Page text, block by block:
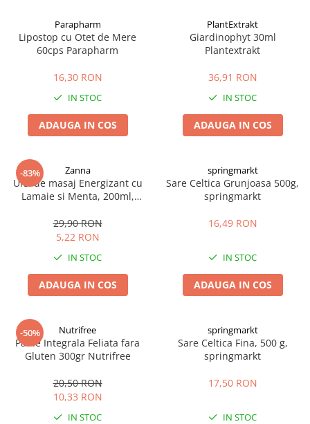
Sanatatea ochilor
Hepato-biliare
Glanda tiroida
Probleme renale
Prostata, urologie
Sistemul osos
Produse naturiste
Antiinflamator
Antioxidanti
Antitumorale
Articulatii sanatoase
Cardiovasculare
Digestie
Imunitate
Memorie
Produse sanatate sexuala
Produse pentru Ea
Indulcitori
Miere
Bomboane
Gume de mestecat
Siropuri, gemuri
Ciocolata
Miere Manuka
Mancare sanatoasa
Leguminoase
Paine, faina si mixuri
Uleiuri alimentare
Ulei CBD
Unturi alimentare
Sucuri
Produse instant
Geluri de dus naturale
Vopsele
Produse de uz casnic
Produse pentru bucatarie
Produse igienizare
Deodorante
Igiena orala
Protectie antivirala
Sare de baie
Detergenti Bio
Parapharm
Lipostop cu Otet de Mere
60cps Parapharm
16,30 RON
IN STOC
ADAUGA IN COS
PlantExtrakt
Giardinophyt 30ml
Plantextrakt
36,91 RON
IN STOC
ADAUGA IN COS
-83% Zanna
Ulei de masaj Energizant cu
Lamaie si Menta, 200ml,
29,90 RON
5,22 RON
IN STOC
ADAUGA IN COS
springmarkt
Sare Celtica Grunjoasa 500g,
springmarkt
16,49 RON
IN STOC
ADAUGA IN COS
-50% Nutrifree
Paine Integrala Feliata fara
Gluten 300gr Nutrifree
20,50 RON
10,33 RON
IN STOC
springmarkt
Sare Celtica Fina, 500 g,
springmarkt
17,50 RON
IN STOC